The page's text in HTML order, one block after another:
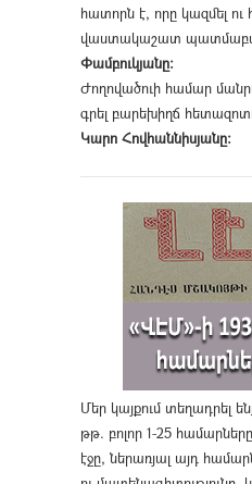
հատորն է, որը կազմել
վաստակաշատ
Փամբուկյանը։
Ժողովածուի համար
գրել բարեխիղճ
Կարո Հովհաննիսյանը։
Մեր կայքում տեղադրել
թթ. բոլոր 1-25
էջը, ներառյալ այդ